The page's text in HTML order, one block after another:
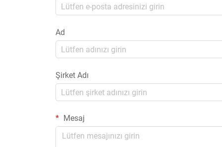
Ad
Şirket Adı
Mesaj